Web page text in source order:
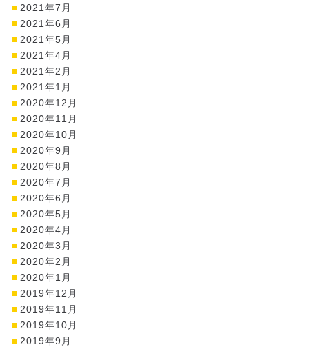
2021年7月
2021年6月
2021年5月
2021年4月
2021年2月
2021年1月
2020年12月
2020年11月
2020年10月
2020年9月
2020年8月
2020年7月
2020年6月
2020年5月
2020年4月
2020年3月
2020年2月
2020年1月
2019年12月
2019年11月
2019年10月
2019年9月